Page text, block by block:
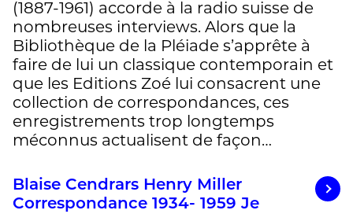
(1887-1961) accorde à la radio suisse de
nombreuses interviews. Alors que la
Bibliothèque de la Pléiade s’apprête à
faire de lui un classique contemporain et
que les Editions Zoé lui consacrent une
collection de correspondances, ces
enregistrements trop longtemps
méconnus actualisent de façon…
Blaise Cendrars Henry Miller
Correspondance 1934- 1959 Je